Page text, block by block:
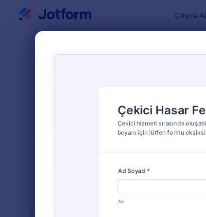
Çalışma
Klasik